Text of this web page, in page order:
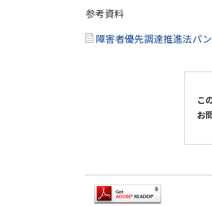
参考資料
障害者優先調達推進法パ
こ
お